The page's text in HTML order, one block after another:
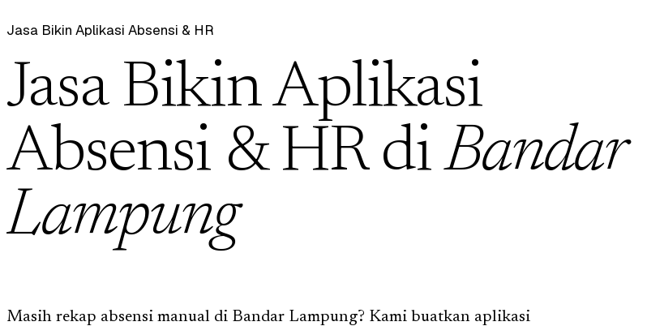
Jasa Bikin Aplikasi Absensi & HR
Jasa Bikin Aplikasi
Absensi & HR diBandar
Lampung
Masih rekap absensi manual di Bandar Lampung? Kami buatkan aplikasi